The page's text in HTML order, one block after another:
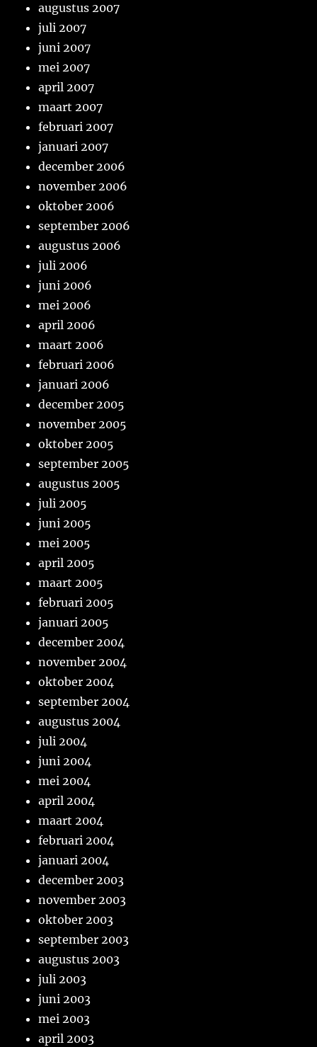
augustus 2007
juli 2007
juni 2007
mei 2007
april 2007
maart 2007
februari 2007
januari 2007
december 2006
november 2006
oktober 2006
september 2006
augustus 2006
juli 2006
juni 2006
mei 2006
april 2006
maart 2006
februari 2006
januari 2006
december 2005
november 2005
oktober 2005
september 2005
augustus 2005
juli 2005
juni 2005
mei 2005
april 2005
maart 2005
februari 2005
januari 2005
december 2004
november 2004
oktober 2004
september 2004
augustus 2004
juli 2004
juni 2004
mei 2004
april 2004
maart 2004
februari 2004
januari 2004
december 2003
november 2003
oktober 2003
september 2003
augustus 2003
juli 2003
juni 2003
mei 2003
april 2003